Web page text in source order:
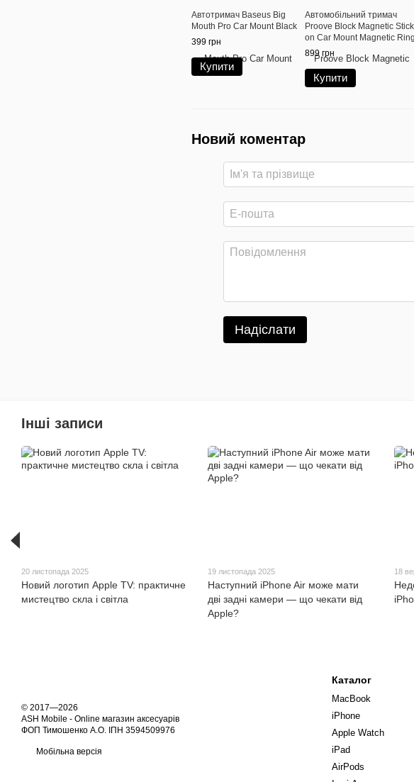
Автотримач Baseus Big
Mouth Pro Car Mount Black
399 грн
Купити
Автомобільний тримач
Proove Block Magnetic
on Car Mount Magnetic Ring
Black
899 грн
Купити
Новий коментар
Надіслати
Інші записи
20 листопада 2025
Новий логотип Apple TV: практичне
мистецтво скла і світла
19 листопада 2025
Наступний iPhone Air може мати
дві задні камери — що чекати від
Apple?
18
© 2017—2026
ASH Mobile - Online магазин аксесуарів
ФОП Тимошенко А.О. ІПН 3594509976
Мобільна версія
Каталог
MacBook
iPhone
Apple Watch
iPad
AirPods